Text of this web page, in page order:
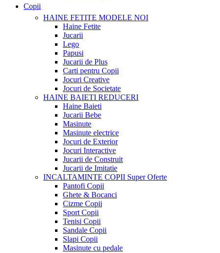
Copii
HAINE FETITE MODELE NOI
Haine Fetite
Jucarii
Lego
Papusi
Jucarii de Plus
Carti pentru Copii
Jocuri Creative
Jocuri de Societate
HAINE BAIETI REDUCERI
Haine Baieti
Jucarii Bebe
Masinute
Masinute electrice
Jocuri de Exterior
Jocuri Interactive
Jucarii de Construit
Jucarii de Imitatie
INCALTAMINTE COPII Super Oferte
Pantofi Copii
Ghete & Bocanci
Cizme Copii
Sport Copii
Tenisi Copii
Sandale Copii
Slapi Copii
Masinute cu pedale